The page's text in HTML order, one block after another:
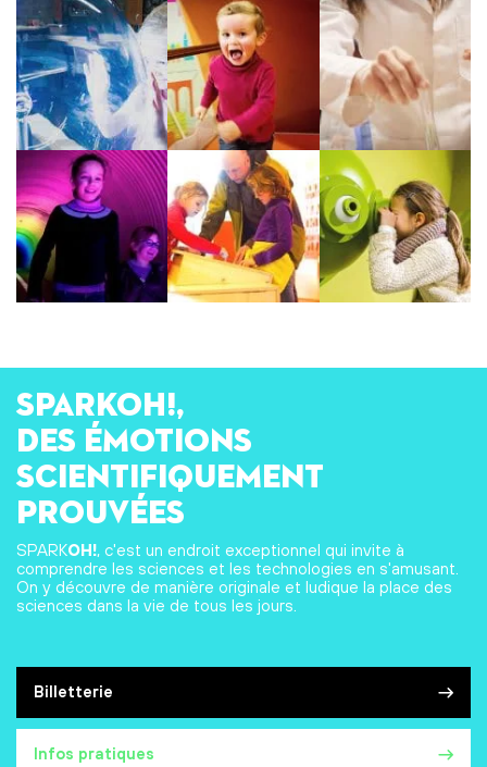
Billetterie
Infos pratiques
SPARKOH!,
des émotions
scientifiquement
prouvées
SPARKOH!, c'est un endroit exceptionnel qui invite à
comprendre les sciences et les technologies en s'amusant.
On y découvre de manière originale et ludique la place des
sciences dans la vie de tous les jours.